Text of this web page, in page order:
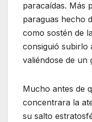
paracaídas. Más
paraguas hecho
como sostén de
consiguió subirlo
valiéndose de un
Mucho antes de
concentrara la
su salto